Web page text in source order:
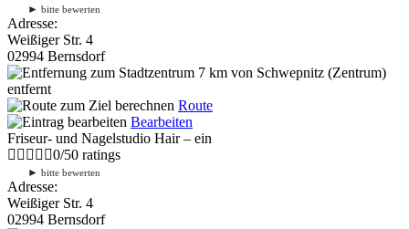
► bitte bewerten
Adresse:
Weißiger Str. 4
02994 Bernsdorf
7 km von Schwepnitz (Zentrum)
entfernt
Route
Bearbeiten
Friseur- und Nagelstudio Hair – ein
0/50 ratings
► bitte bewerten
Adresse:
Weißiger Str. 4
02994 Bernsdorf